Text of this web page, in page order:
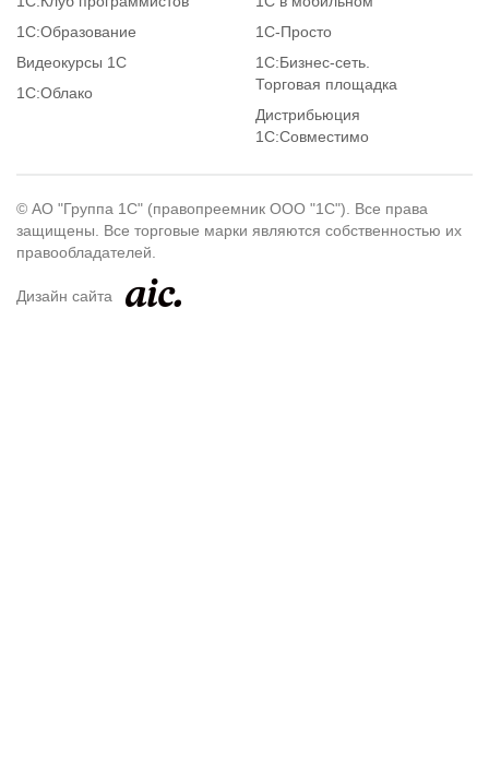
1С:Образование
Видеокурсы 1С
1С:Облако
1C-Просто
1С:Бизнес-сеть.
Торговая площадка
Дистрибьюция
1С:Совместимо
© АО "Группа 1С" (правопреемник ООО "1С"). Все права
защищены. Все торговые марки являются собственностью их
правообладателей.
Дизайн сайта